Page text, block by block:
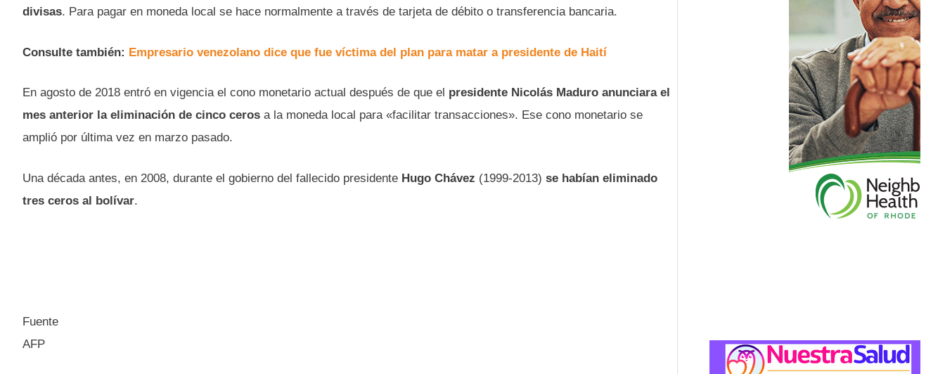
divisas. Para pagar en moneda local se hace normalmente a través de tarjeta de débito o transferencia bancaria.
Consulte también: Empresario venezolano dice que fue víctima del plan para matar a presidente de Haití
En agosto de 2018 entró en vigencia el cono monetario actual después de que el presidente Nicolás Maduro anunciara el
mes anterior la eliminación de cinco ceros a la moneda local para «facilitar transacciones». Ese cono monetario se
amplió por última vez en marzo pasado.
Una década antes, en 2008, durante el gobierno del fallecido presidente Hugo Chávez (1999-2013) se habían eliminado
tres ceros al bolívar.
Fuente
AFP